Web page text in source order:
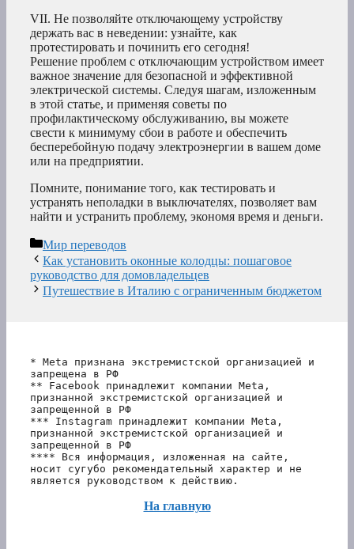
VII. Не позволяйте отключающему устройству
держать вас в неведении: узнайте, как
протестировать и починить его сегодня!
Решение проблем с отключающим устройством имеет
важное значение для безопасной и эффективной
электрической системы. Следуя шагам, изложенным
в этой статье, и применяя советы по
профилактическому обслуживанию, вы можете
свести к минимуму сбои в работе и обеспечить
бесперебойную подачу электроэнергии в вашем доме
или на предприятии.
Помните, понимание того, как тестировать и
устранять неполадки в выключателях, позволяет вам
найти и устранить проблему, экономя время и деньги.
Рубрики
Мир переводов
Как установить оконные колодцы: пошаговое
руководство для домовладельцев
Путешествие в Италию с ограниченным бюджетом
* Meta признана экстремистской организацией и
запрещена в РФ
** Facebook принадлежит компании Meta,
признанной экстремистской организацией и
запрещенной в РФ
*** Instagram принадлежит компании Meta,
признанной экстремистской организацией и
запрещенной в РФ
**** Вся информация, изложенная на сайте,
носит сугубо рекомендательный характер и не
является руководством к действию.
На главную